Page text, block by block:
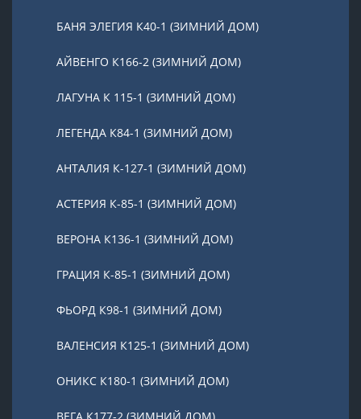
БАНЯ ЭЛЕГИЯ К40-1 (ЗИМНИЙ ДОМ)
АЙВЕНГО К166-2 (ЗИМНИЙ ДОМ)
ЛАГУНА К 115-1 (ЗИМНИЙ ДОМ)
ЛЕГЕНДА К84-1 (ЗИМНИЙ ДОМ)
АНТАЛИЯ К-127-1 (ЗИМНИЙ ДОМ)
АСТЕРИЯ К-85-1 (ЗИМНИЙ ДОМ)
ВЕРОНА К136-1 (ЗИМНИЙ ДОМ)
ГРАЦИЯ К-85-1 (ЗИМНИЙ ДОМ)
ФЬОРД К98-1 (ЗИМНИЙ ДОМ)
ВАЛЕНСИЯ К125-1 (ЗИМНИЙ ДОМ)
ОНИКС К180-1 (ЗИМНИЙ ДОМ)